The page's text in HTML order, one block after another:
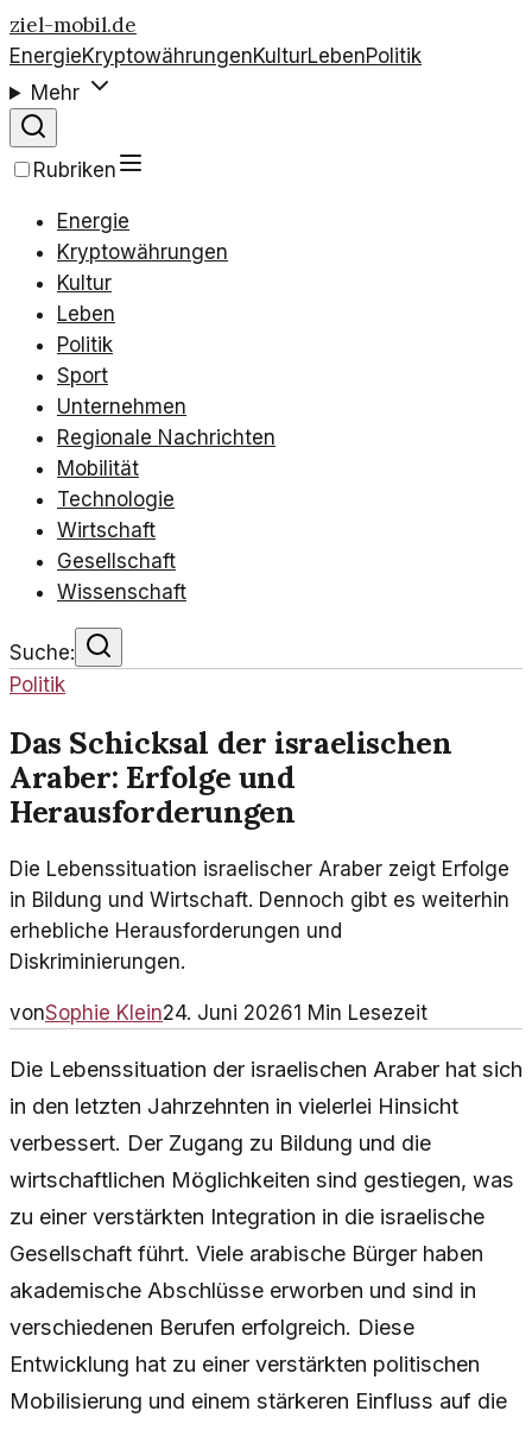
ziel-mobil.de
EnergieKryptowährungenKulturLebenPolitik
Mehr
Rubriken
Energie
Kryptowährungen
Kultur
Leben
Politik
Sport
Unternehmen
Regionale Nachrichten
Mobilität
Technologie
Wirtschaft
Gesellschaft
Wissenschaft
Suche:
Politik
Das Schicksal der israelischen
Araber: Erfolge und
Herausforderungen
Die Lebenssituation israelischer Araber zeigt Erfolge
in Bildung und Wirtschaft. Dennoch gibt es weiterhin
erhebliche Herausforderungen und
Diskriminierungen.
vonSophie Klein24. Juni 20261 Min Lesezeit
Die Lebenssituation der israelischen Araber hat sich
in den letzten Jahrzehnten in vielerlei Hinsicht
verbessert. Der Zugang zu Bildung und die
wirtschaftlichen Möglichkeiten sind gestiegen, was
zu einer verstärkten Integration in die israelische
Gesellschaft führt. Viele arabische Bürger haben
akademische Abschlüsse erworben und sind in
verschiedenen Berufen erfolgreich. Diese
Entwicklung hat zu einer verstärkten politischen
Mobilisierung und einem stärkeren Einfluss auf die